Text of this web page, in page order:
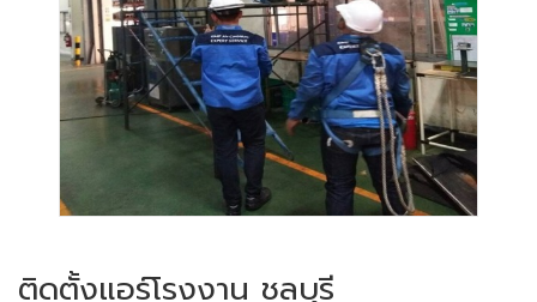
ติดตั้งแอร์โรงงาน ชลบุรี